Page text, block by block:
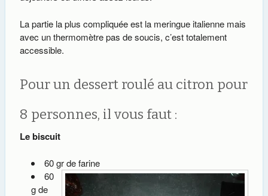
La partie la plus compliquée est la meringue italienne mais
avec un thermomètre pas de soucis, c’est totalement
accessible.
Pour un dessert roulé au citron pour
8 personnes, il vous faut :
Le biscuit
60 gr de farine
60
g de